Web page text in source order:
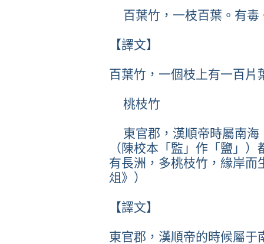
百葉竹，一枝百葉。有毒
【譯文】
百葉竹，一個枝上有一百片
桃枝竹
東官郡，漢順帝時屬南海
（陳校本「監」作「鹽」
有長洲，多桃枝竹，緣岸而
俎》）
【譯文】
東官郡，漢順帝的時候屬于